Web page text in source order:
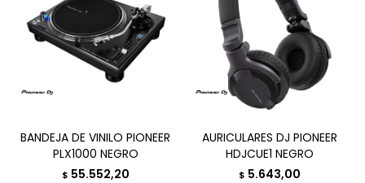
BANDEJA DE VINILO PIONEER
PLX1000 NEGRO
$ 55.552,20
AURICULARES DJ PIONEER
HDJCUE1 NEGRO
$ 5.643,00